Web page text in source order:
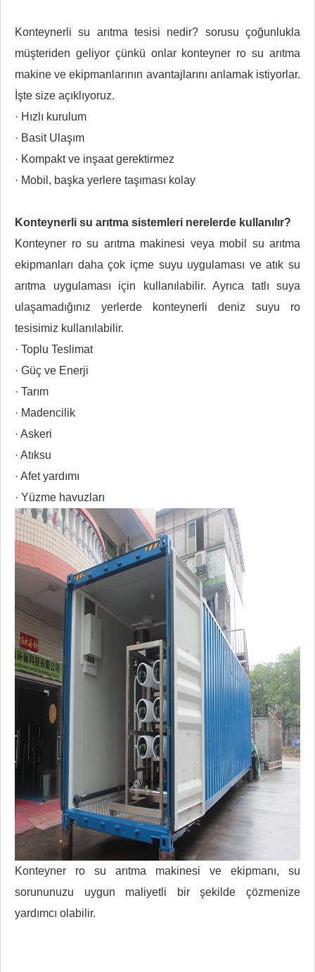
Konteynerli su arıtma tesisi nedir? sorusu çoğunlukla
müşteriden geliyor çünkü onlar konteyner ro su arıtma
makine ve ekipmanlarının avantajlarını anlamak istiyorlar.
İşte size açıklıyoruz.
· Hızlı kurulum
· Basit Ulaşım
· Kompakt ve inşaat gerektirmez
· Mobil, başka yerlere taşıması kolay
Konteynerli su arıtma sistemleri nerelerde kullanılır?
Konteyner ro su arıtma makinesi veya mobil su arıtma
ekipmanları daha çok içme suyu uygulaması ve atık su
arıtma uygulaması için kullanılabilir. Ayrıca tatlı suya
ulaşamadığınız yerlerde konteynerli deniz suyu ro
tesisimiz kullanılabilir.
· Toplu Teslimat
· Güç ve Enerji
· Tarım
· Madencilik
· Askeri
· Atıksu
· Afet yardımı
· Yüzme havuzları
Konteyner ro su arıtma makinesi ve ekipmanı, su
sorununuzu uygun maliyetli bir şekilde çözmenize
yardımcı olabilir.